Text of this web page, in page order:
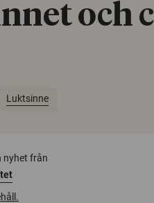
och
Luktsinne
nyhet från